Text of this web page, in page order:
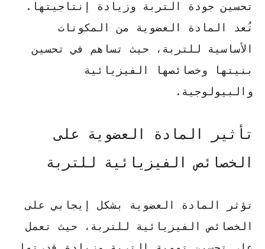
تحسين جودة التربة وزيادة إنتاجيتها.
تُعد المادة العضوية من المكونات
الأساسية للتربة، حيث تساهم في تحسين
بنيتها وخصائصها الفيزيائية
والبيولوجية.
تأثير المادة العضوية على
الخصائص الفيزيائية للتربة
تؤثر المادة العضوية بشكل إيجابي على
الخصائص الفيزيائية للتربة، حيث تعمل